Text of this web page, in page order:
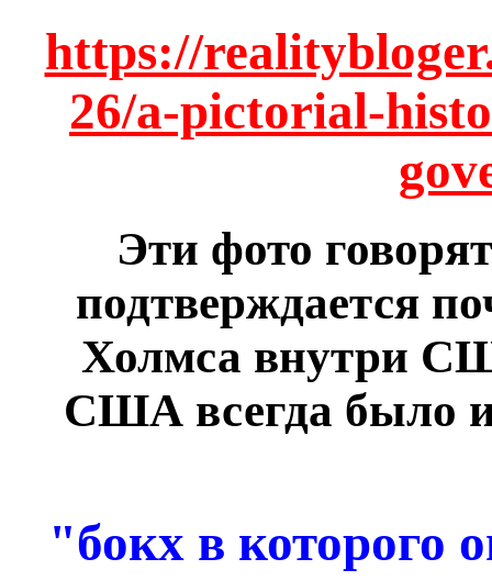
https://
26/a-pictorial-
Эти фото
подтверждается
Холмса внутри
США всегда было
"бокх в которого